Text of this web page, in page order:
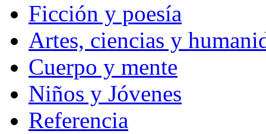
Ficción y poesía
Artes, ciencias y
Cuerpo y mente
Niños y Jóvenes
Referencia